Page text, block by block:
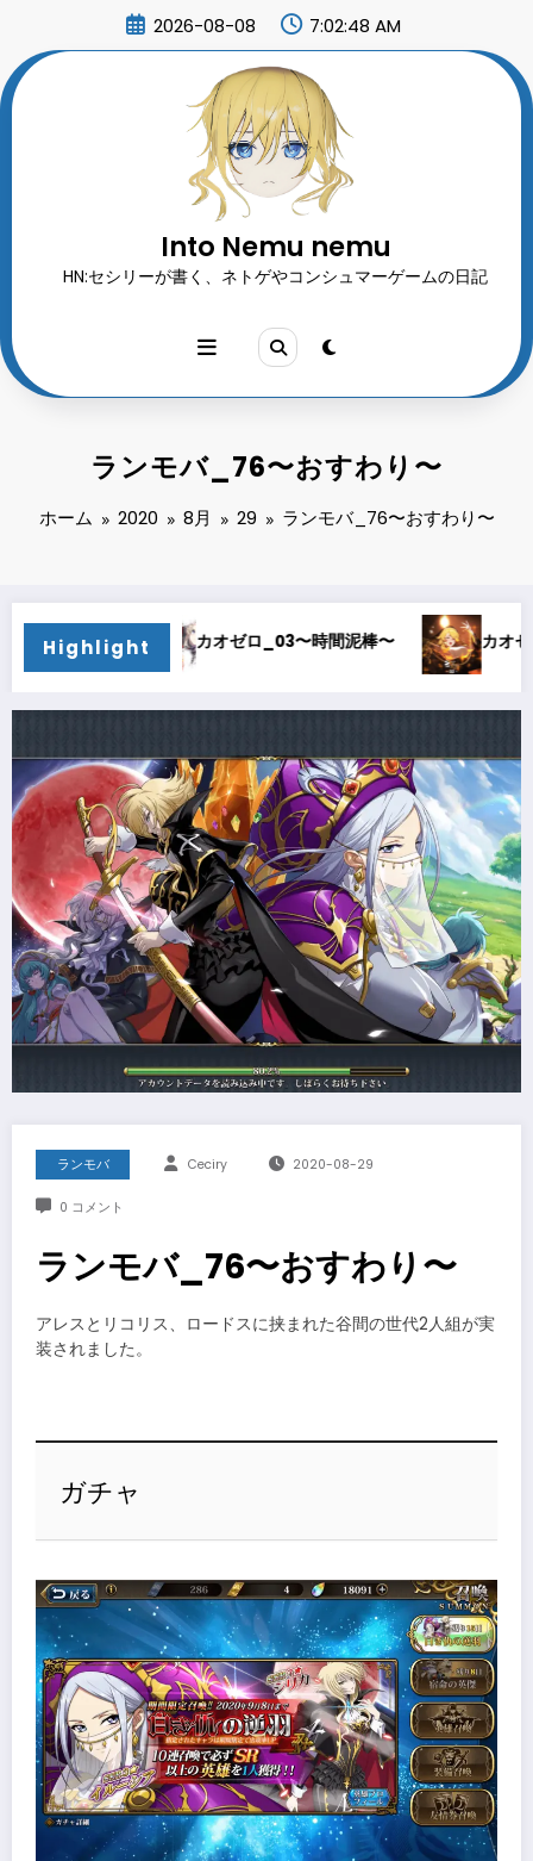
ン
ツ
2026-08-08 7:02:50 AM
Into Nemu nemu
HN:セシリーが書く、ネトゲやコンシュマーゲームの日記
ランモバ_76〜おすわり〜
ホーム 2020 8月 29 ランモバ_76〜おすわり〜
Highlight
カオゼロ_02〜オルレア考察〜 カオゼロ_01〜
ランモバ Ceciry 2020-08-29
0 コメント
ランモバ_76〜おすわり〜
アレスとリコリス、ロードスに挟まれた谷間の世代2人組が実
装されました。
ガチャ